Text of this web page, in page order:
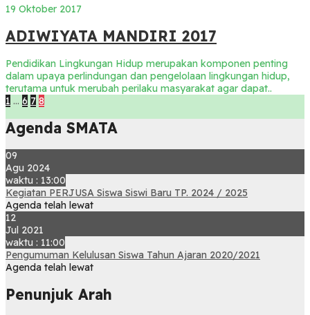
19 Oktober 2017
ADIWIYATA MANDIRI 2017
Pendidikan Lingkungan Hidup merupakan komponen penting
dalam upaya perlindungan dan pengelolaan lingkungan hidup,
terutama untuk merubah perilaku masyarakat agar dapat..
1 … 6 7 8
Agenda SMATA
09
Agu 2024
waktu : 13:00
Kegiatan PERJUSA Siswa Siswi Baru TP. 2024 / 2025
Agenda telah lewat
12
Jul 2021
waktu : 11:00
Pengumuman Kelulusan Siswa Tahun Ajaran 2020/2021
Agenda telah lewat
Penunjuk Arah